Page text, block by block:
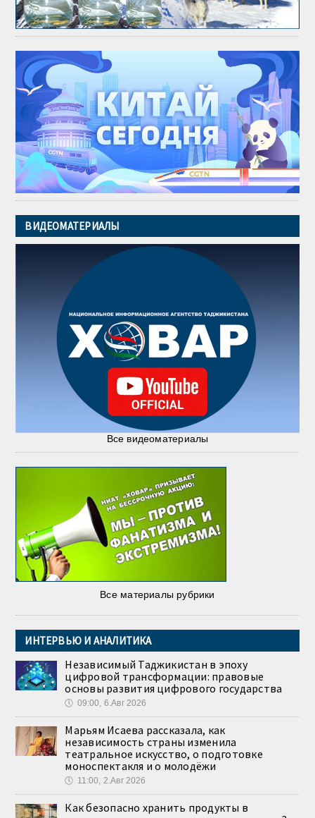
ВИДЕОМАТЕРИАЛЫ
Все видеоматериалы
Все материалы рубрики
ИНТЕРВЬЮ И АНАЛИТИКА
Независимый Таджикистан в эпоху
цифровой трансформации: правовые
основы развития цифрового государства
🕔 09:00, 6.Авг 2026
Марьям Исаева рассказала, как
независимость страны изменила
театральное искусство, о подготовке
моноспектакля и о молодёжи
🕔 11:00, 2.Авг 2026
Как безопасно хранить продукты в